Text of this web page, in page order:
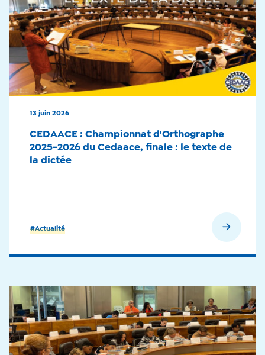
#Actualité
13 juin 2026
CEDAACE : Championnat d'Orthographe
2025-2026 du Cedaace, finale : le texte de
la dictée